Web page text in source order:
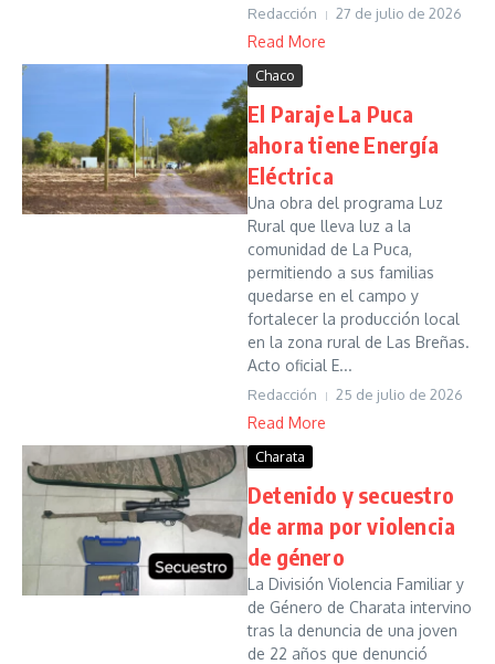
Redacción 27 de julio de 2026
Read More
Chaco
El Paraje La Puca
ahora tiene Energía
Eléctrica
Una obra del programa Luz
Rural que lleva luz a la
comunidad de La Puca,
permitiendo a sus familias
quedarse en el campo y
fortalecer la producción local
en la zona rural de Las Breñas.
Acto oficial E...
Redacción 25 de julio de 2026
Read More
Charata
Detenido y secuestro
de arma por violencia
de género
La División Violencia Familiar y
de Género de Charata intervino
tras la denuncia de una joven
de 22 años que denunció